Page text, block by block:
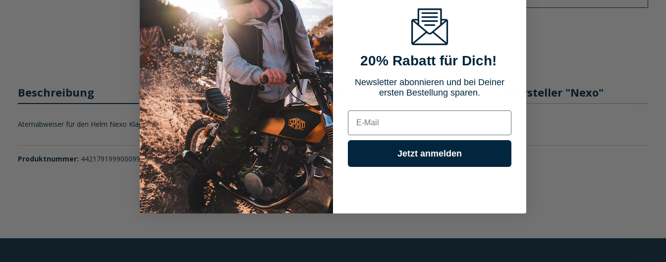
Beschreibung Größentabelle Eigenschaften Bewertungen Hersteller "Nexo"
Atemabweiser für den Helm Nexo Klapphelm Basic II
Produktnummer: 4421791999000999
20% Rabatt für Dich!
Newsletter abonnieren und bei Deiner
ersten Bestellung sparen.
E-mail
Jetzt anmelden